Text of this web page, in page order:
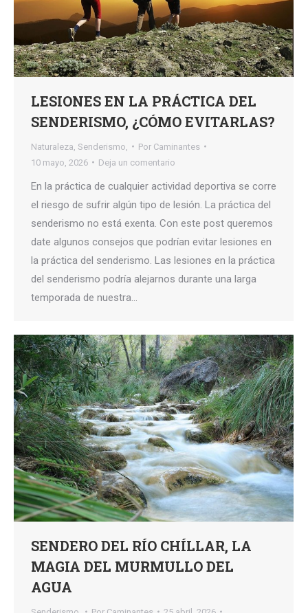
LESIONES EN LA PRÁCTICA DEL
SENDERISMO, ¿CÓMO EVITARLAS?
Naturaleza Senderismo, Por Caminantes
10 mayo, 2026
Deja un comentario
En la práctica de cualquier actividad deportiva se corre
el riesgo de sufrir algún tipo de lesión. La práctica del
senderismo no está exenta. Con este post queremos
date algunos consejos que podrían evitar lesiones en
la práctica del senderismo. Las lesiones en la práctica
del senderismo podría alejarnos durante una larga
temporada de nuestra…
SENDERO DEL RÍO CHÍLLAR, LA
MAGIA DEL MURMULLO DEL
AGUA